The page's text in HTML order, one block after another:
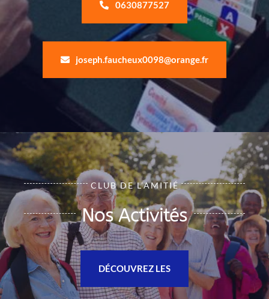
0630877527
joseph.faucheux0098@orange.fr
CLUB DE L’AMITIÉ
Nos Activités
DÉCOUVREZ LES